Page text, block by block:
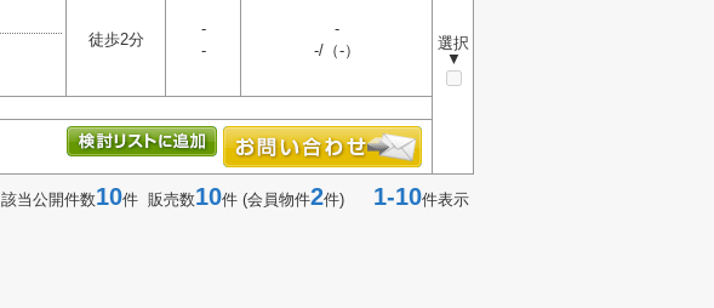
選択
▼
徒歩2分
-
-
-
-/（-）
該当公開件数10件 販売数10件 (会員物件2件) 1-10件表示